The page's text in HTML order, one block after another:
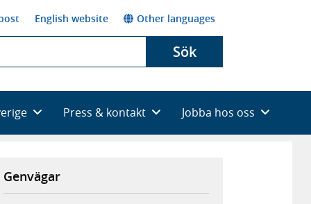
English website Other languages
Sök
Press & kontakt Jobba hos oss
Genvägar